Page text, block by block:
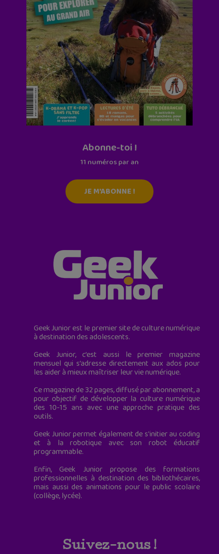
Abonne-toi !
11 numéros par an
JE M'ABONNE !
Geek Junior est le premier site de culture numérique
à destination des adolescents.
Geek Junior, c’est aussi le premier magazine
mensuel qui s’adresse directement aux ados pour
les aider à mieux maîtriser leur vie numérique.
Ce magazine de 32 pages, diffusé par abonnement, a
pour objectif de développer la culture numérique
des 10-15 ans avec une approche pratique des
outils.
Geek Junior permet également de s'initier au coding
et à la robotique avec son robot éducatif
programmable.
Enfin, Geek Junior propose des formations
professionnelles à destination des bibliothécaires,
mais aussi des animations pour le public scolaire
(collège, lycée).
Suivez-nous !